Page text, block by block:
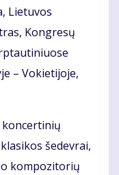
Lietuvos
Kongresų
– Vokietijoje,
koncertinių
šedevrai,
kompozitorių